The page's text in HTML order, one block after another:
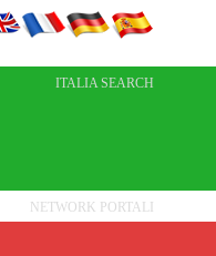
ITALIA SEARCH
NETWORK PORTALI